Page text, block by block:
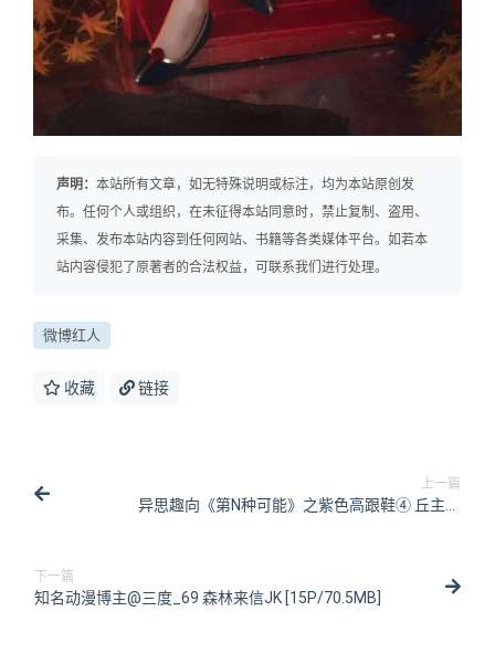
声明： 本站所有文章，如无特殊说明或标注，均为本站原创发
布。任何个人或组织，在未征得本站同意时，禁止复制、盗用、
采集、发布本站内容到任何网站、书籍等各类媒体平台。如若本
站内容侵犯了原著者的合法权益，可联系我们进行处理。
微博红人
收藏 链接
上一篇
异思趣向《第N种可能》之紫色高跟鞋④ 丘主管
下一篇
知名动漫博主@三度_69 森林来信JK [15P/70.5MB]